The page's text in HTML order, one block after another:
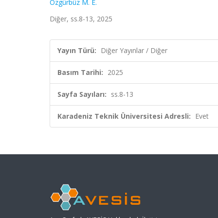
Özgürbüz M. E.
Diğer, ss.8-13, 2025
Yayın Türü: Diğer Yayınlar / Diğer
Basım Tarihi: 2025
Sayfa Sayıları: ss.8-13
Karadeniz Teknik Üniversitesi Adresli: Evet